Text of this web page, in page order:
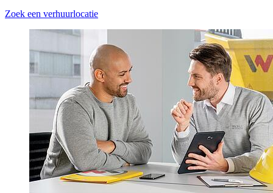
Zoek een verhuurlocatie